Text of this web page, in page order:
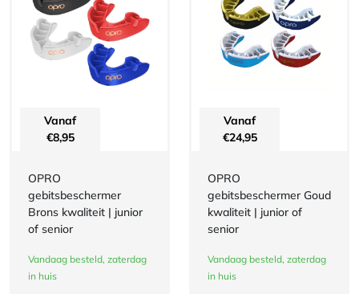
Vanaf
€8,95
OPRO
gebitsbeschermer
Brons kwaliteit | junior
of senior
Vandaag besteld, zaterdag
in huis
Vanaf
€24,95
OPRO
gebitsbeschermer Goud
kwaliteit | junior of
senior
Vandaag besteld, zaterdag
in huis